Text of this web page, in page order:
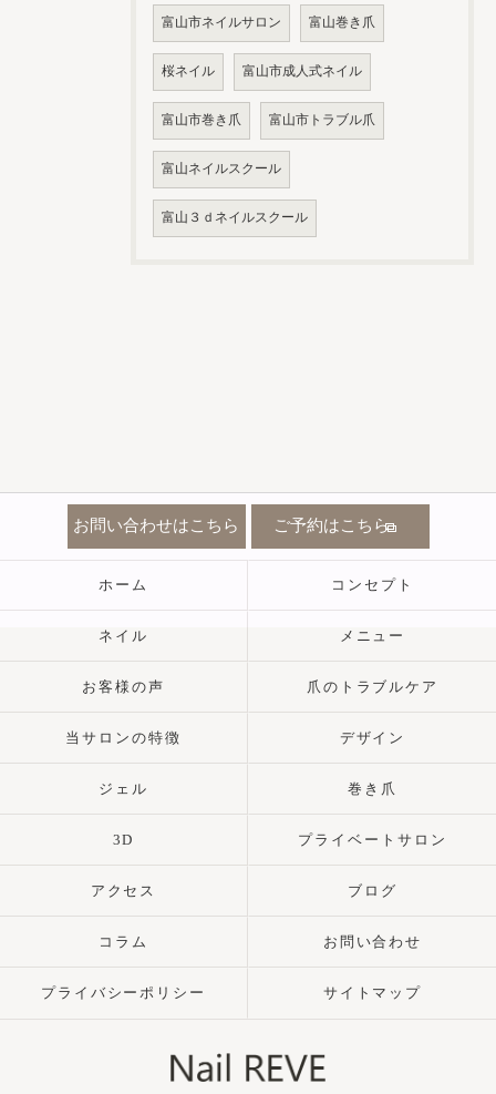
富山市ネイルサロン 富山巻き爪
桜ネイル 富山市成人式ネイル
富山市巻き爪 富山市トラブル爪
富山ネイルスクール
富山３ｄネイルスクール
お問い合わせはこちら ご予約はこちら
ホーム コンセプト
ネイル メニュー
お客様の声 爪のトラブルケア
当サロンの特徴 デザイン
ジェル 巻き爪
3D プライベートサロン
アクセス ブログ
コラム お問い合わせ
プライバシーポリシー サイトマップ